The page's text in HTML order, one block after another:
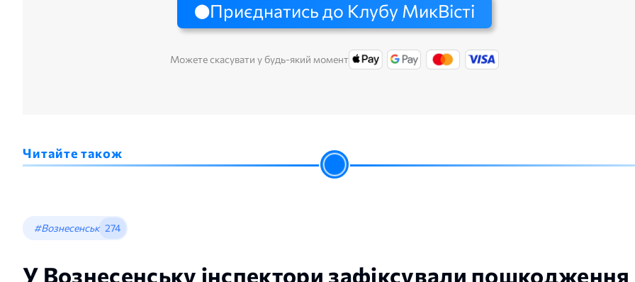
Приєднатись до Клубу МикВісті
Можете скасувати у будь-який момент
Читайте також
#Вознесенськ 274
У Вознесенську інспектори зафіксували пошкодження